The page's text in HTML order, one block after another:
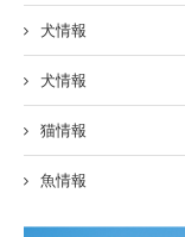
犬情報
犬情報
猫情報
魚情報